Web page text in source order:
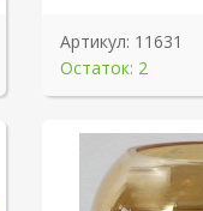
Артикул: 11631
Остаток: 2